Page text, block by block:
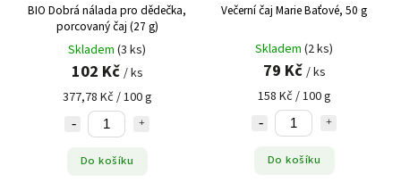
BIO Dobrá nálada pro dědečka,
porcovaný čaj (27 g)
Skladem (3 ks)
102 Kč / ks
377,78 Kč / 100 g
Do košíku
Večerní čaj Marie Baťové, 50 g
Skladem (2 ks)
79 Kč / ks
158 Kč / 100 g
Do košíku